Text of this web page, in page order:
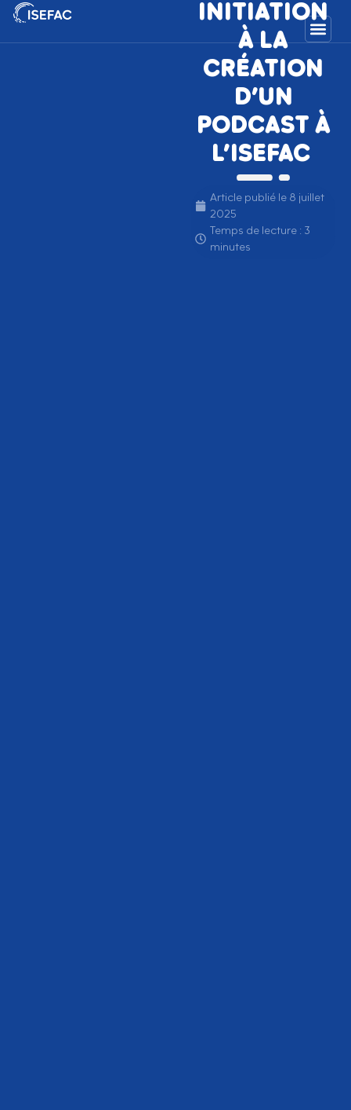
INITIATION
À LA
CRÉATION
D’UN
PODCAST À
L’ISEFAC
Article publié le 8 juillet
2025
Temps de lecture : 3
minutes